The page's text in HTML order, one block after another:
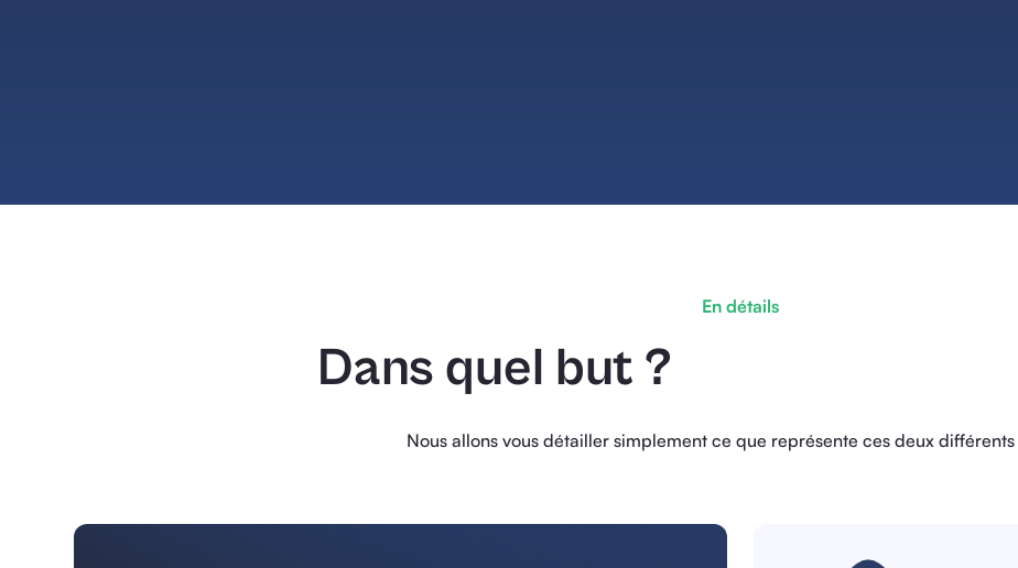
En détails
Dans quel but ?
Nous allons vous détailler simplement ce que représente ces deux